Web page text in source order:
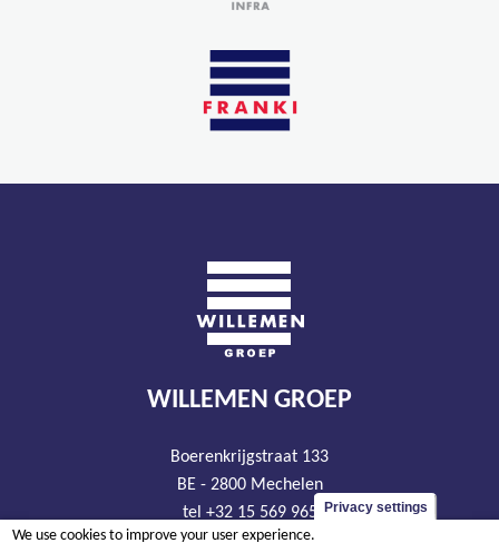
WILLEMEN GROEP
Boerenkrijgstraat 133
BE - 2800 Mechelen
tel +32 15 569 965
Privacy settings
We use cookies to improve your user experience.